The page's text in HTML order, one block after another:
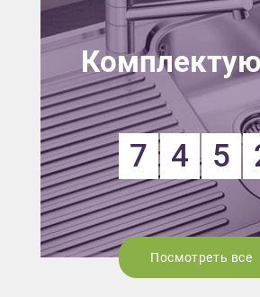
7 4 5
Посмотреть все